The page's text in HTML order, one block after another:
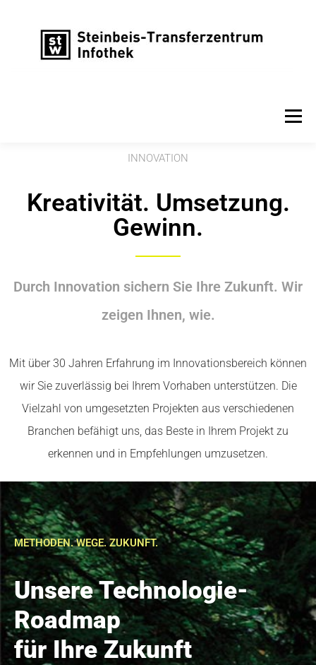
Menü
INNOVATION
Kreativität. Umsetzung.
Gewinn.
Durch Innovation sichern Sie Ihre Zukunft. Wir
zeigen Ihnen, wie.
Mit über 30 Jahren Erfahrung im Innovationsbereich können
wir Sie zuverlässig bei Ihrem Vorhaben unterstützen. Die
Vielzahl von umgesetzten Projekten aus verschiedenen
Branchen befähigt uns, das Beste in Ihrem Projekt zu
erkennen und in Empfehlungen umzusetzen.
METHODEN. WEGE. ZUKUNFT.
Unsere Technologie-
Roadmap
für Ihre Zukunft